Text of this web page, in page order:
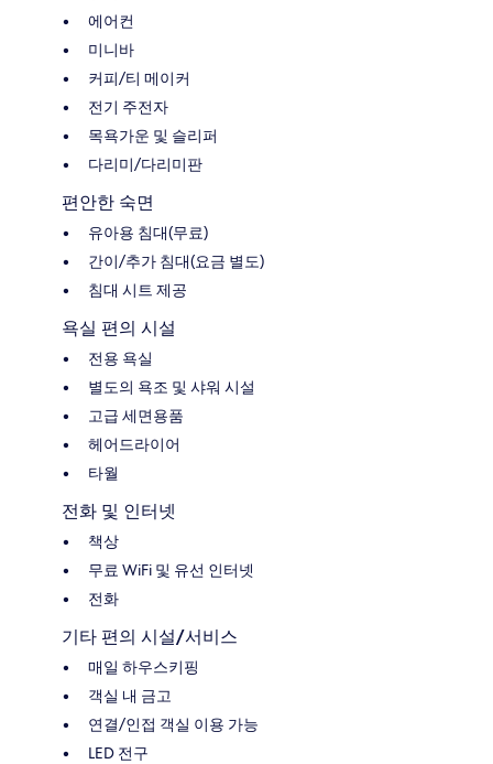
에어컨
미니바
커피/티 메이커
전기 주전자
목욕가운 및 슬리퍼
다리미/다리미판
편안한 숙면
유아용 침대(무료)
간이/추가 침대(요금 별도)
침대 시트 제공
욕실 편의 시설
전용 욕실
별도의 욕조 및 샤워 시설
고급 세면용품
헤어드라이어
타월
전화 및 인터넷
책상
무료 WiFi 및 유선 인터넷
전화
기타 편의 시설/서비스
매일 하우스키핑
객실 내 금고
연결/인접 객실 이용 가능
LED 전구